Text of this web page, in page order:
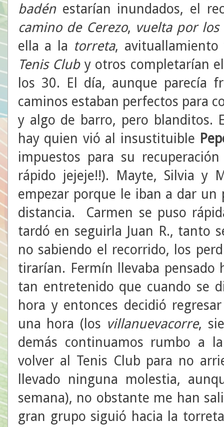
badénestarían inundados, el
camino de Cerezo, vuelta por los
ella a la torreta, avituallamiento
Tenis Cluby otros completarían el
los 30. El día, aunque parecía
caminos estaban perfectos para
y algo de barro, pero blanditos.
hay quien vió al insustituible
impuestos para su
rápido jejeje!!). Mayte, Silvia y
empezar porque le iban a dar un
distancia. Carmen se puso
tardó en seguirla Juan R., tanto
no sabiendo el recorrido, los
tirarían. Fermín llevaba
tan entretenido que cuando se
hora y entonces decidió
una hora (los villanuevacorre,
demás continuamos rumbo a
volver al Tenis Club para no
llevado ninguna molestia,
semana), no obstante me han
gran grupo siguió hacia la